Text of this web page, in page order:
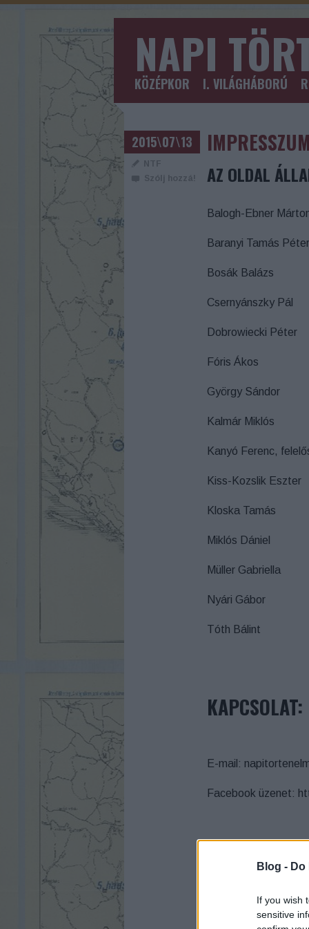
Blog -
If you wish
sensitive
NAPI
KÖZÉPKOR I. VILÁGHÁBORÚ
2015\07\13
NTF
Szólj hozzá!
IMPRESSZUM
AZ OLDAL
Balogh-Ebner
Baranyi Tamás Péter
Bosák Balázs
Csernyánszky Pál
Dobrowiecki Péter
Fóris Ákos
György Sándor
Kalmár Miklós
Kanyó Ferenc,
Kiss-Kozslik Eszter
Kloska Tamás
Miklós Dániel
Müller Gabriella
Nyári Gábor
Tóth Bálint
KAPCSOLAT:
E-mail:
Facebook üzenet: